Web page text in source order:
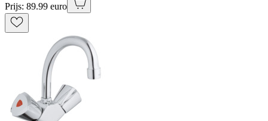
Prijs: 89.99 euro